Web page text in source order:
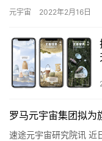
的元宇宙战略。 查佩克
元宇宙 2022年2月16日
罗马元宇宙集团拟为
速途元宇宙研究院讯 近